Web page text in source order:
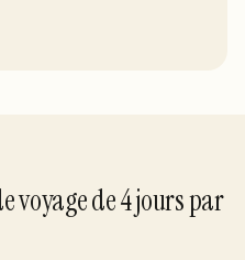
voyage de4jourspar